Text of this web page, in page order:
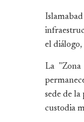
el
La "Zona
sede de
custodia